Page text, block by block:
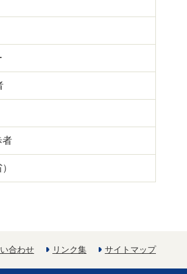
者
合わせ リンク集 サイトマップ